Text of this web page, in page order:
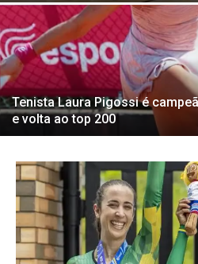
Tenista Laura Pigossi é
e volta ao top 200